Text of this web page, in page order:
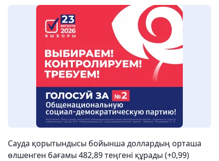
Сауда қорытындысы бойынша доллардың орташа
өлшенген бағамы 482,89 теңгені құрады (+0,99)